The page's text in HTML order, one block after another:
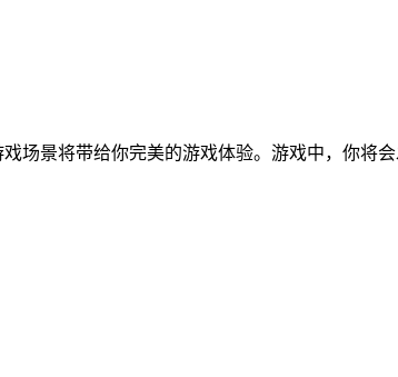
场景将带给你完美的游戏体验。游戏中，你将